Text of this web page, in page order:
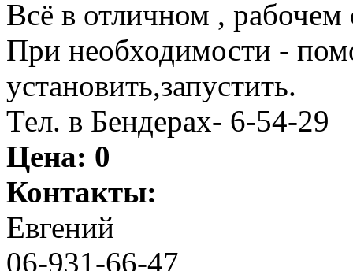
Всё в отличном , рабочем
При необходимости -
установить,запустить.
Тел. в Бендерах- 6-54-29
Цена: 0
Контакты:
Евгений
06-931-66-47